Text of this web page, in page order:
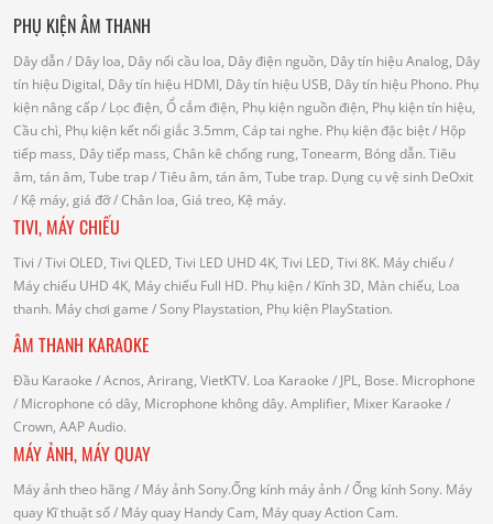
PHỤ KIỆN ÂM THANH
Dây dẫn/ Dây loa, Dây nối cầu loa, Dây điện nguồn, Dây tín hiệu Analog, Dây
tín hiệu Digital, Dây tín hiệu HDMI, Dây tín hiệu USB, Dây tín hiệu Phono. Phụ
kiện nâng cấp/ Lọc điện, Ổ cắm điện, Phụ kiện nguồn điện, Phụ kiện tín hiệu,
Cầu chì, Phụ kiện kết nối giắc 3.5mm, Cáp tai nghe. Phụ kiện đặc biệt/ Hộp
tiếp mass, Dây tiếp mass, Chân kê chống rung, Tonearm, Bóng dẫn. Tiêu
âm, tán âm, Tube trap/ Tiêu âm, tán âm, Tube trap. Dụng cụ vệ sinh DeOxit
/ Kệ máy, giá đỡ/ Chân loa, Giá treo, Kệ máy.
TIVI, MÁY CHIẾU
Tivi / Tivi OLED, Tivi QLED, Tivi LED UHD 4K, Tivi LED, Tivi 8K. Máy chiếu/
Máy chiếu UHD 4K, Máy chiếu Full HD. Phụ kiện/ Kính 3D, Màn chiếu, Loa
thanh. Máy chơi game / Sony Playstation, Phụ kiện PlayStation.
ÂM THANH KARAOKE
Đầu Karaoke / Acnos, Arirang, VietKTV. Loa Karaoke / JPL, Bose. Microphone
/ Microphone có dây, Microphone không dây. Amplifier, Mixer Karaoke /
Crown, AAP Audio.
MÁY ẢNH, MÁY QUAY
Máy ảnh theo hãng / Máy ảnh Sony.Ống kính máy ảnh / Ống kính Sony. Máy
quay Kĩ thuật số/ Máy quay Handy Cam, Máy quay Action Cam.